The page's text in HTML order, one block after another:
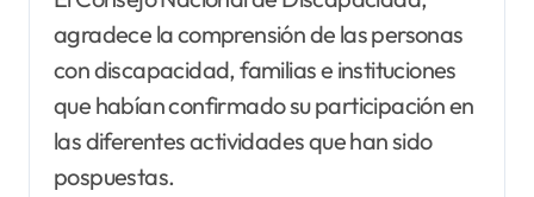
agradece la comprensión de las personas
con discapacidad, familias e instituciones
que habían confirmado su participación en
las diferentes actividades que han sido
pospuestas.